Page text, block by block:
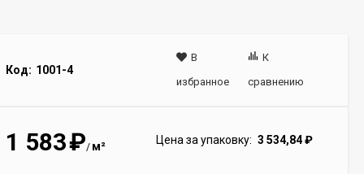
Код: 1001-4
В
избранное
К
сравнению
1 583₽/ м² Цена за упаковку: 3 534,84₽